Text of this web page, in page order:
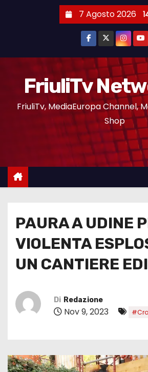
7 Agosto 2026
FriuliTv
FriuliTv, MediaEuropa Channel,
Shop
PAURA A UDINE
VIOLENTA
UN CANTIERE
Di Redazione
Nov 9, 2023